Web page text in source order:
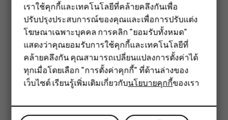
สมาร์ทโฟน
ฟีเจอร์โฟน
อุปกรณ์เสริม
แท็บเล็ต
แชร์ภาพถ่ายและวิดีโอ
คุณสามารถแชร์ภาพถ่ายและวิดีโอกับเพื่อนและครอบครัวได้
อย่างรวดเร็วและง่ายดาย
ในภาพถ่ายให้แตะภาพถ่ายที่คุณต้องการแชร์ แล้วแตะ
เลือกวิธีที่คุณต้องการแชร์ภาพถ่ายหรือวิดีโอ
เราใช้คุกกี้และเทคโนโลยีที่คล้ายคลึงกันเพื่อ
ปรับปรุงประสบการณ์ของคุณและเพื่อการปรับแต่ง
โฆษณาเฉพาะบุคคล การคลิก "ยอมรับทั้งหมด"
แสดงว่าคุณยอมรับการใช้คุกกี้และเทคโนโลยีที่
คล้ายคลึงกัน คุณสามารถเปลี่ยนแปลงการตั้งค่าได้
ทุกเมื่อโดยเลือก "การตั้งค่าคุกกี้" ที่ด้านล่างของ
เว็บไซต์ เรียนรู้เพิ่มเติมเกี่ยวกับนโยบายคุกกี้ของเรา